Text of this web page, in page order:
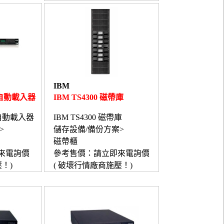
動載入器
動載入器
電詢價
！)
IBM
IBM TS4300 磁帶庫
IBM TS4300 磁帶庫
儲存設備/備份方案>
磁帶櫃
參考售價：請立即來電詢價
( 破壞行情廠商施壓！)